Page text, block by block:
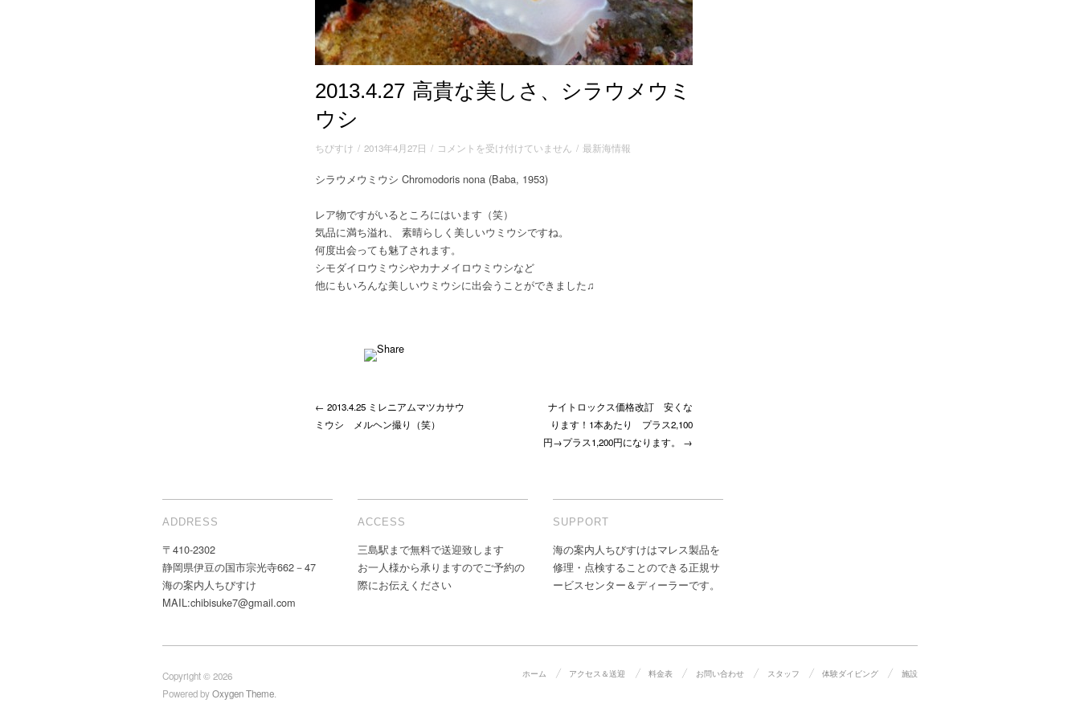
2013.4.27 高貴な美しさ、シラウメウミ
ウシ
ちびすけ / 2013年4月27日 / 2013.4.27
貴
美
さ、
シ
ラ
ウ
コメントを受け付けていません / 最新海情報
シラウメウミウシ Chromodoris nona (Baba, 1953)
レア物ですがいるところにはいます（笑）
気品に満ち溢れ、 素晴らしく美しいウミウシですね。
何度出会っても魅了されます。
シモダイロウミウシやカナメイロウミウシなど
他にもいろんな美しいウミウシに出会うことができました♫
← 2013.4.25 ミレニアムマツカサウ
ミウシ メルヘン撮り（笑）
ナイトロックス価格改訂 安くな
ります！1本あたり プラス2,100
円→プラス1,200円になります。 →
ADDRESS
〒410-2302
静岡県伊豆の国市宗光寺662－47
海の案内人ちびすけ
MAIL:chibisuke7@gmail.com
ACCESS
三島駅まで無料で送迎致します
お一人様から承りますのでご予約の
際にお伝えください
SUPPORT
海の案内人ちびすけはマレス製品を
修理・点検することのできる正規サ
ービスセンター＆ディーラーです。
Copyright © 2026
Powered byOxygen Theme.
ホーム アクセス＆送迎 料金表 お問い合わせ スタッフ 体験ダイビング 施設